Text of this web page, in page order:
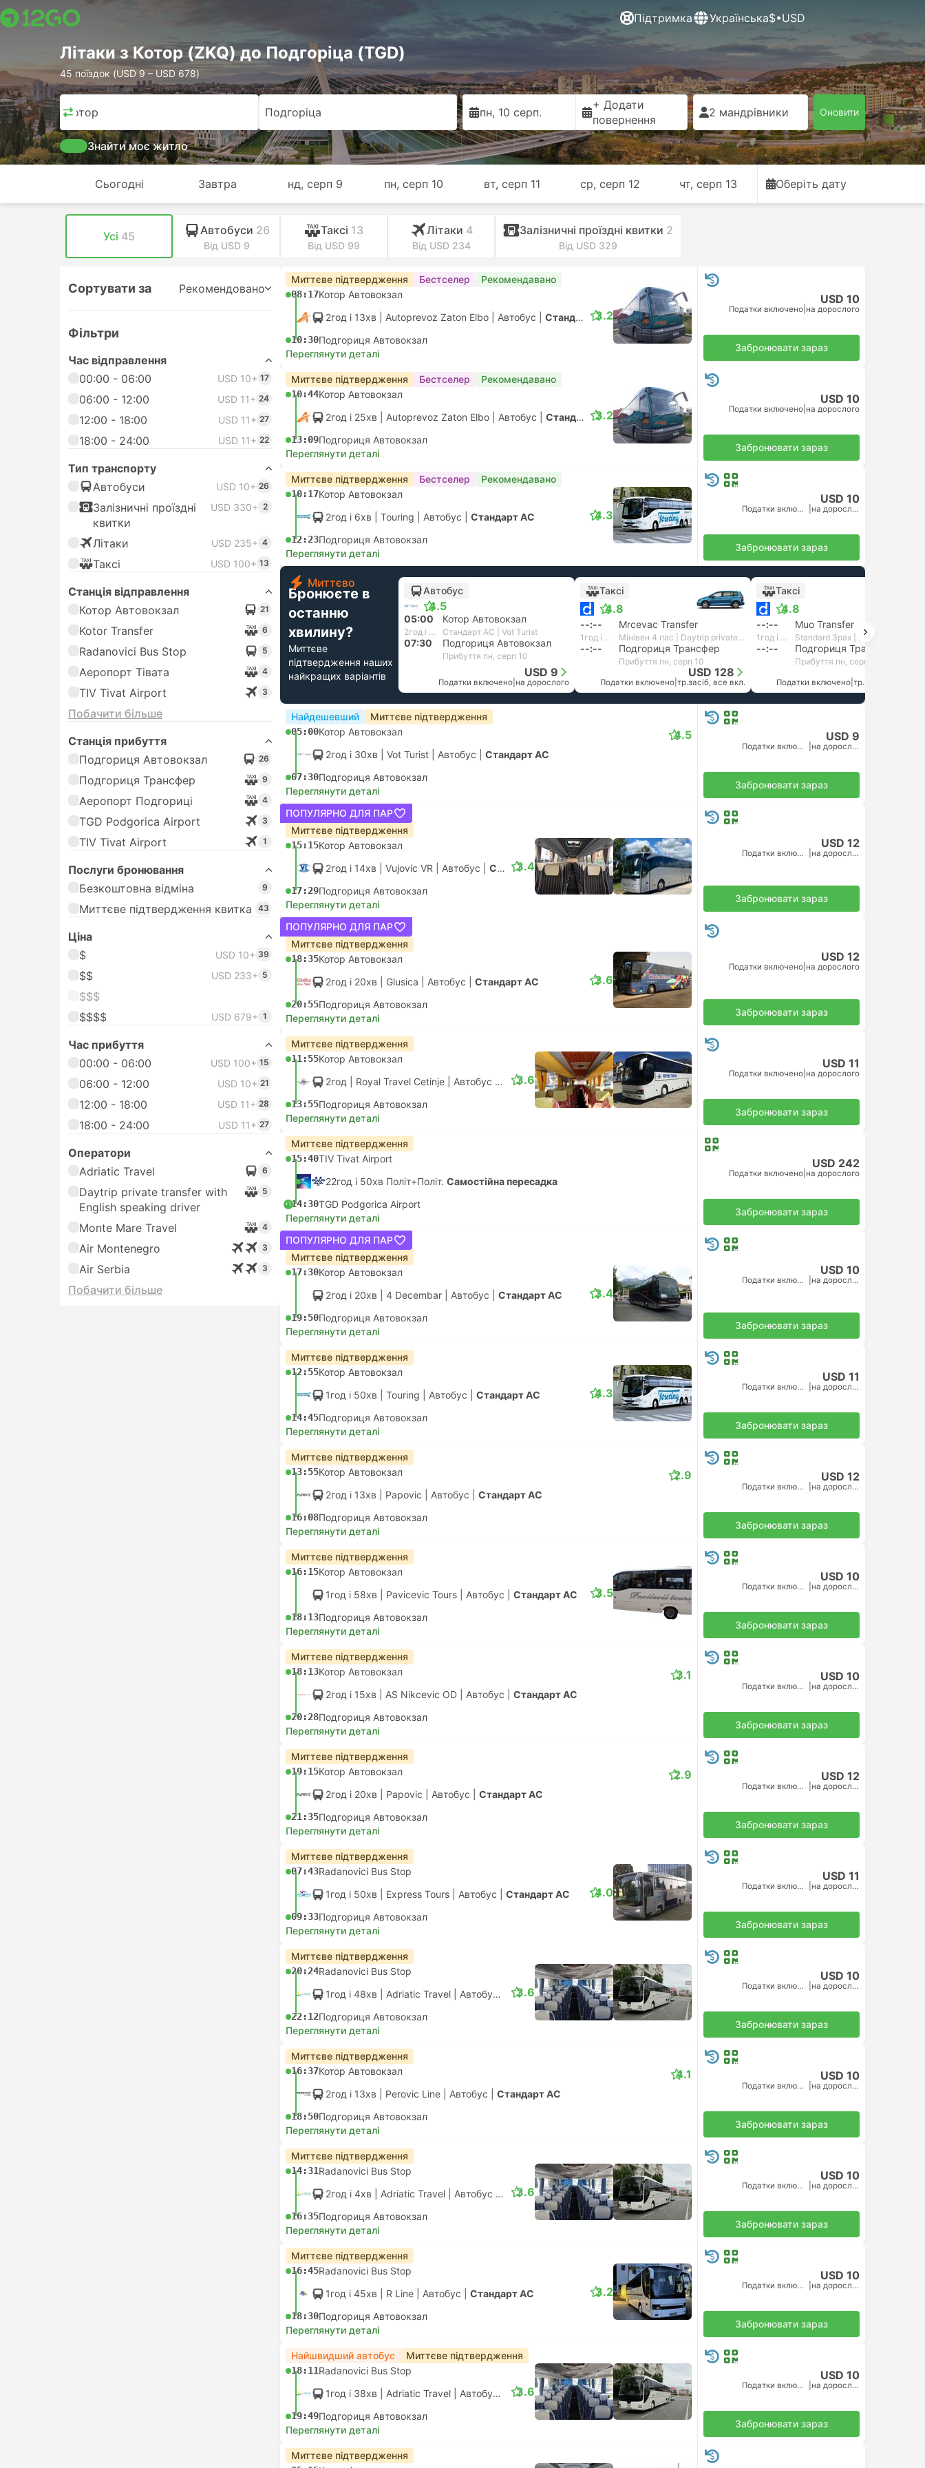
Підтримка Українська$•USD
Лiтаки з Котор (ZKQ) до Подгоріца (TGD)
45 поїздок (USD 9 – USD 678)
Котор Подгоріца пн, 10 серп.
+ Додати
повернення
2 мандрівники Оновити
Знайти моє житло
Сьогодні Завтра нд, серп 9 пн, серп 10 вт, серп 11 ср, серп 12 чт, серп 13 Оберіть дату
Усі 45 Автобуси 26
Від USD 9
Таксі 13
Від USD 99
Лiтаки 4
Від USD 234
Залізничні проїздні квитки 2
Від USD 329
Сортувати за Рекомендовано
Фільтри
Час відправлення
00:00 - 06:00
USD 10+ 17
06:00 - 12:00 USD 11+ 24
12:00 - 18:00 USD 11+ 27
18:00 - 24:00 USD 11+ 22
Тип транспорту
Автобуси
USD 10+ 26
Залізничні проїздні
квитки
USD 330+ 2
Лiтаки USD 235+ 4
Таксі USD 100+ 13
Станція відправлення
Котор Автовокзал
21
Kotor Transfer 6
Radanovici Bus Stop 5
Аеропорт Тівата 4
TIV Tivat Airport 3
Побачити більше
Станція прибуття
Подгориця Автовокзал
26
Подгориця Трансфер 9
Аеропорт Подгориці 4
TGD Podgorica Airport 3
TIV Tivat Airport 1
Послуги бронювання
Безкоштовна відміна
9
Миттєве підтвердження квитка 43
Цiна
$
USD 10+ 39
$$ USD 233+ 5
$$$
$$$$
USD 679+ 1
Час прибуття
00:00 - 06:00
USD 100+ 15
06:00 - 12:00 USD 10+ 21
12:00 - 18:00 USD 11+ 28
18:00 - 24:00 USD 11+ 27
Оператори
Adriatic Travel
6
Daytrip private transfer with
English speaking driver
5
Monte Mare Travel 4
Air Montenegro 3
Air Serbia 3
Побачити більше
Миттєве підтвердження Бестселер Рекомендавано
08:17Котор Автовокзал
2год і 13хв | Autoprevoz Zaton Elbo Автобус Стандарт АС
10:30Подгориця Автовокзал
3.2
Переглянути деталі
USD 10
Податки включено на дорослого
Забронювати зараз
Миттєве підтвердження Бестселер Рекомендавано
10:44Котор Автовокзал
2год і 25хв | Autoprevoz Zaton Elbo Автобус Стандарт АС
13:09Подгориця Автовокзал
3.2
Переглянути деталі
USD 10
Податки включено на дорослого
Забронювати зараз
Миттєве підтвердження Бестселер Рекомендавано
10:17Котор Автовокзал
2год і 6хв | Touring Автобус Стандарт АС
12:23Подгориця Автовокзал
4.3
Переглянути деталі
USD 10
Податки включено на дорослого
Забронювати зараз
Миттєво
Бронюєте в
останню
хвилину?
Миттєве
підтвердження наших
найкращих варіантів
Автобус
4.5
05:00 Котор Автовокзал
2год і 30хв Стандарт АС | Vot Turist
07:30 Подгориця Автовокзал
Прибуття пн, серп 10
USD 9
Податки включено на дорослого
Таксі
4.8
--:-- Mrcevac Transfer
1год і 36хв Мінiвен 4 пас | Daytrip private transfer with English speaking driver
--:-- Подгориця Трансфер
Прибуття пн, серп 10
USD 128
Податки включено тр.засіб, все вкл.
Таксі
4.8
--:-- Muo Transfer
1год і 43хв
--:-- Подгориця Трансфер
Прибуття пн, серп 10
Податки включено тр.засіб, все вкл.
Найдешевший Миттєве підтвердження
05:00Котор Автовокзал
2год і 30хв | Vot Turist Автобус Стандарт АС
07:30Подгориця Автовокзал
4.5
Переглянути деталі
USD 9
Податки включено на дорослого
Забронювати зараз
ПОПУЛЯРНО ДЛЯ ПАР
Миттєве підтвердження
15:15Котор Автовокзал
2год і 14хв | Vujovic VR Автобус Стандарт АС
17:29Подгориця Автовокзал
3.4
Переглянути деталі
USD 12
Податки включено на дорослого
Забронювати зараз
ПОПУЛЯРНО ДЛЯ ПАР
Миттєве підтвердження
18:35Котор Автовокзал
2год і 20хв | Glusica Автобус Стандарт АС
20:55Подгориця Автовокзал
3.6
Переглянути деталі
USD 12
Податки включено на дорослого
Забронювати зараз
Миттєве підтвердження
11:55Котор Автовокзал
2год | Royal Travel Cetinje Автобус Стандарт АС
13:55Подгориця Автовокзал
3.6
Переглянути деталі
USD 11
Податки включено на дорослого
Забронювати зараз
Миттєве підтвердження
15:40TIV Tivat Airport
22год і 50хв Політ+Політ. Самостійна пересадка
+114:30TGD Podgorica Airport
Переглянути деталі
USD 242
Податки включено на дорослого
Забронювати зараз
ПОПУЛЯРНО ДЛЯ ПАР
Миттєве підтвердження
17:30Котор Автовокзал
2год і 20хв | 4 Decembar Автобус Стандарт АС
19:50Подгориця Автовокзал
3.4
Переглянути деталі
USD 10
Податки включено на дорослого
Забронювати зараз
Миттєве підтвердження
12:55Котор Автовокзал
1год і 50хв | Touring Автобус Стандарт АС
14:45Подгориця Автовокзал
4.3
Переглянути деталі
USD 11
Податки включено на дорослого
Забронювати зараз
Миттєве підтвердження
13:55Котор Автовокзал
2год і 13хв | Papovic Автобус Стандарт АС
16:08Подгориця Автовокзал
2.9
Переглянути деталі
USD 12
Податки включено на дорослого
Забронювати зараз
Миттєве підтвердження
16:15Котор Автовокзал
1год і 58хв | Pavicevic Tours Автобус Стандарт АС
18:13Подгориця Автовокзал
3.5
Переглянути деталі
USD 10
Податки включено на дорослого
Забронювати зараз
Миттєве підтвердження
18:13Котор Автовокзал
2год і 15хв | AS Nikcevic OD Автобус Стандарт АС
20:28Подгориця Автовокзал
3.1
Переглянути деталі
USD 10
Податки включено на дорослого
Забронювати зараз
Миттєве підтвердження
19:15Котор Автовокзал
2год і 20хв | Papovic Автобус Стандарт АС
21:35Подгориця Автовокзал
2.9
Переглянути деталі
USD 12
Податки включено на дорослого
Забронювати зараз
Миттєве підтвердження
07:43Radanovici Bus Stop
1год і 50хв | Express Tours Автобус Стандарт АС
09:33Подгориця Автовокзал
4.0
Переглянути деталі
USD 11
Податки включено на дорослого
Забронювати зараз
Миттєве підтвердження
20:24Radanovici Bus Stop
1год і 48хв | Adriatic Travel Автобус | Стандарт АС
22:12Подгориця Автовокзал
3.6
Переглянути деталі
USD 10
Податки включено на дорослого
Забронювати зараз
Миттєве підтвердження
16:37Котор Автовокзал
2год і 13хв | Perovic Line Автобус Стандарт АС
18:50Подгориця Автовокзал
4.1
Переглянути деталі
USD 10
Податки включено на дорослого
Забронювати зараз
Миттєве підтвердження
14:31Radanovici Bus Stop
2год і 4хв | Adriatic Travel Автобус Стандарт АС
16:35Подгориця Автовокзал
3.6
Переглянути деталі
USD 10
Податки включено на дорослого
Забронювати зараз
Миттєве підтвердження
16:45Radanovici Bus Stop
1год і 45хв | R Line Автобус Стандарт АС
18:30Подгориця Автовокзал
3.2
Переглянути деталі
USD 10
Податки включено на дорослого
Забронювати зараз
Найшвидший автобус Миттєве підтвердження
18:11Radanovici Bus Stop
1год і 38хв | Adriatic Travel Автобус | Стандарт АС
19:49Подгориця Автовокзал
3.6
Переглянути деталі
USD 10
Податки включено на дорослого
Забронювати зараз
Миттєве підтвердження